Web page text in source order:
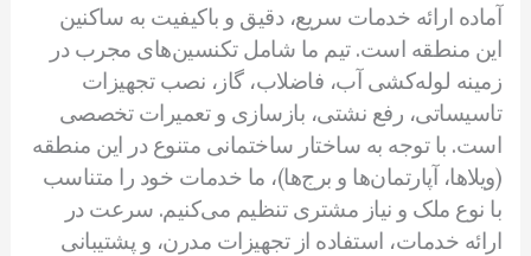
آماده ارائه خدمات سریع، دقیق و باکیفیت به ساکنین
این منطقه است. تیم ما شامل تکنسین‌های مجرب در
زمینه لوله‌کشی آب، فاضلاب، گاز، نصب تجهیزات
تاسیساتی، رفع نشتی، بازسازی و تعمیرات تخصصی
است. با توجه به ساختار ساختمانی متنوع در این منطقه
(ویلاها، آپارتمان‌ها و برج‌ها)، ما خدمات خود را متناسب
با نوع ملک و نیاز مشتری تنظیم می‌کنیم. سرعت در
ارائه خدمات، استفاده از تجهیزات مدرن، و پشتیبانی